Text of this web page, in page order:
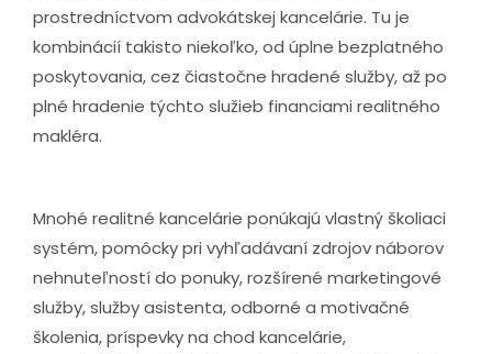
prostredníctvom advokátskej kancelárie. Tu je
kombinácií takisto niekoľko, od úplne bezplatného
poskytovania, cez čiastočne hradené služby, až po
plné hradenie týchto služieb financiami realitného
makléra.
Mnohé realitné kancelárie ponúkajú vlastný školiaci
systém, pomôcky pri vyhľadávaní zdrojov náborov
nehnuteľností do ponuky, rozšírené marketingové
služby, služby asistenta, odborné a motivačné
školenia, príspevky na chod kancelárie,